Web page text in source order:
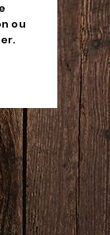
ou